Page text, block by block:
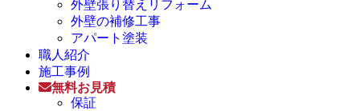
外壁張り替えリフォーム
外壁の補修工事
アパート塗装
職人紹介
施工事例
無料お見積
保証